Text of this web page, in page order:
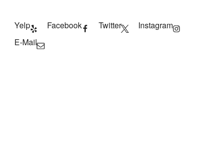
Yelp Facebook Twitter
Instagram
E-Mail